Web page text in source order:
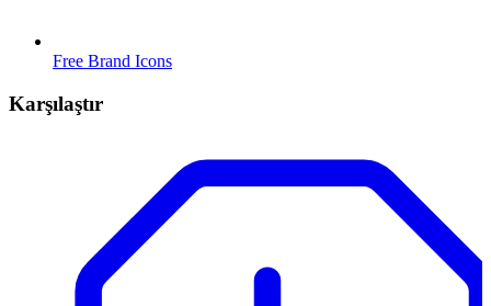
Free Brand Icons
Karşılaştır